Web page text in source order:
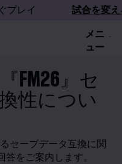
レイ
試合を変えろ
メニ
ュー
FM26』セ
性につい
るセーブデータ互換に関
をご案内します。